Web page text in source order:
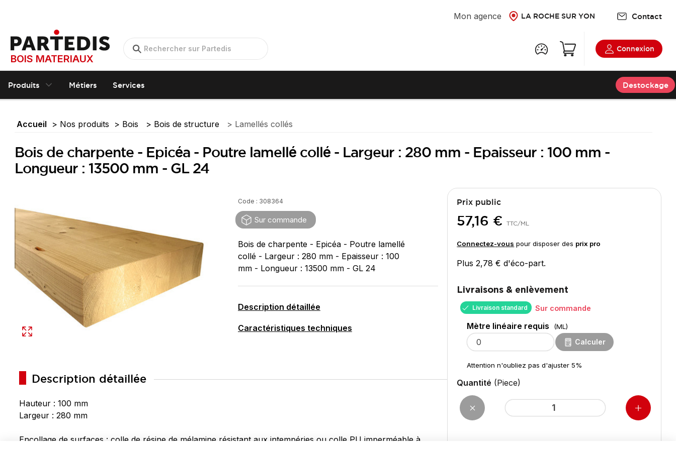
Mon agence LA ROCHE SUR YON Contact
BOIS MATERIAUX
Connexion
Produits Métiers Services Destockage
Accueil Nos produits Bois Bois de structure Lamellés collés
Bois de charpente - Epicéa - Poutre lamellé collé - Largeur : 280 mm - Epaisseur : 100 mm -
Longueur : 13500 mm - GL 24
Code : 308364
Sur commande
Bois de charpente - Epicéa - Poutre lamellé
collé - Largeur : 280 mm - Epaisseur : 100
mm - Longueur : 13500 mm - GL 24
Description détaillée
Caractéristiques techniques
Description détaillée
Hauteur : 100 mm
Largeur : 280 mm
Encollage de surfaces : colle de résine de mélamine résistant aux intempéries ou colle PU imperméable à
Prix public
57,16 € TTC/ML
Connectez-vous pour disposer des prix pro
Plus 2,78 € d'éco-part.
Livraisons & enlèvement
Livraison standard Sur commande
Mètre linéaire requis (ML)
Calculer
Attention n'oubliez pas d'ajuster 5%
Quantité (Piece)